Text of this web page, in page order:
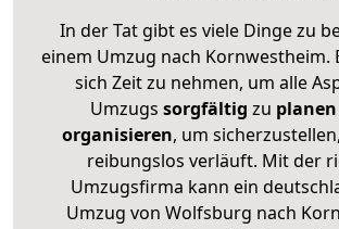
In der Tat gibt es viele Dinge zu
einem Umzug nach Kornwestheim.
sich Zeit zu nehmen, um alle
Umzugs sorgfältig zu planen
organisieren, um
reibungslos verläuft. Mit der
Umzugsfirma kann ein
Umzug von Wolfsburg nach